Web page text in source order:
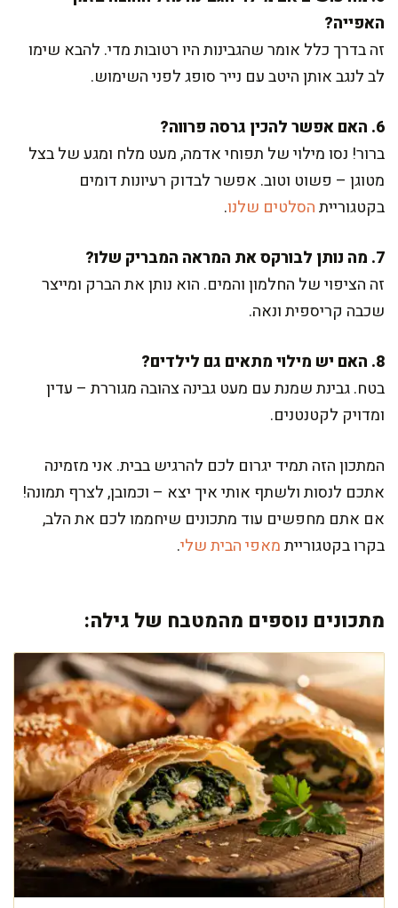
האפייה?
זה בדרך כלל אומר שהגבינות היו רטובות מדי. להבא שימו
לב לנגב אותן היטב עם נייר סופג לפני השימוש.
6. האם אפשר להכין גרסה פרווה?
ברור! נסו מילוי של תפוחי אדמה, מעט מלח ומגע של בצל
מטוגן – פשוט וטוב. אפשר לבדוק רעיונות דומים
בקטגורייתהסלטים שלנו.
7. מה נותן לבורקס את המראה המבריק שלו?
זה הציפוי של החלמון והמים. הוא נותן את הברק ומייצר
שכבה קריספית ונאה.
8. האם יש מילוי מתאים גם לילדים?
בטח. גבינת שמנת עם מעט גבינה צהובה מגוררת – עדין
ומדויק לקטנטנים.
המתכון הזה תמיד יגרום לכם להרגיש בבית. אני מזמינה
אתכם לנסות ולשתף אותי איך יצא – וכמובן, לצרף תמונה!
אם אתם מחפשים עוד מתכונים שיחממו לכם את הלב,
בקרו בקטגורייתמאפי הבית שלי.
מתכונים נוספים מהמטבח של גילה: